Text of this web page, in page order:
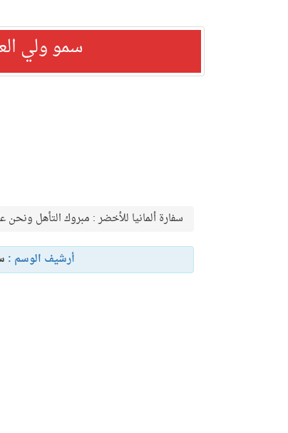
سمو ولي
سفارة ألمانيا للأخضر : مبروك التأهل ونحن
أرشيف الوسم :